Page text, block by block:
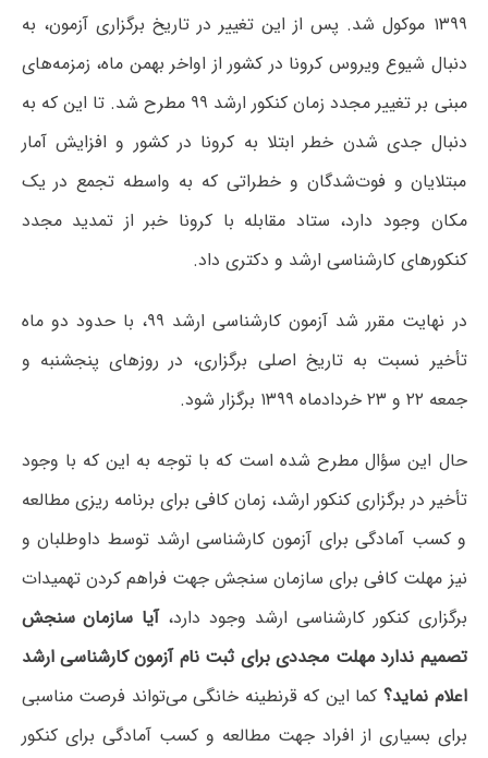
۱۳۹۹ موکول شد. پس از این تغییر در تاریخ برگزاری آزمون، به
دنبال شیوع ویروس کرونا در کشور از اواخر بهمن ماه، زمزمه‌های
مبنی بر تغییر مجدد زمان کنکور ارشد ۹۹ مطرح شد. تا این که به
دنبال جدی شدن خطر ابتلا به کرونا در کشور و افزایش آمار
مبتلایان و فوت‌شد‌گان و خطراتی که به واسطه تجمع در یک
مکان وجود دارد، ستاد مقابله با کرونا خبر از تمدید مجدد
کنکورهای کارشناسی ارشد و دکتری داد.
در نهایت مقرر شد آزمون کارشناسی ارشد ۹۹، با حدود دو ماه
تأخیر نسبت به تاریخ اصلی برگزاری، در روزهای پنجشنبه و
جمعه ۲۲ و ۲۳ خردادماه ۱۳۹۹ برگزار شود.
حال این سؤال مطرح شده است که با توجه به این که با وجود
تأخیر در برگزاری کنکور ارشد، زمان کافی برای برنامه ریزی مطالعه
و کسب آمادگی برای آزمون کارشناسی ارشد توسط داوطلبان و
نیز مهلت کافی برای سازمان سنجش جهت فراهم کردن تهمیدات
برگزاری کنکور کارشناسی ارشد وجود دارد،آیا سازمان سنجش
تصمیم ندارد مهلت مجددی برای ثبت نام آزمون کارشناسی ارشد
اعلام نماید؟ کما این که قرنطینه خانگی می‌تواند فرصت مناسبی
برای بسیاری از افراد جهت مطالعه و کسب آمادگی برای کنکور